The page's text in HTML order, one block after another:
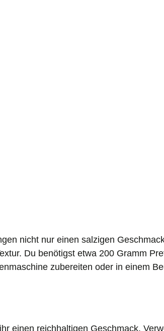
nicht nur einen salzigen
Du benötigst etwa 200 Gramm
zubereiten oder in einem
einen reichhaltigen Geschmack.